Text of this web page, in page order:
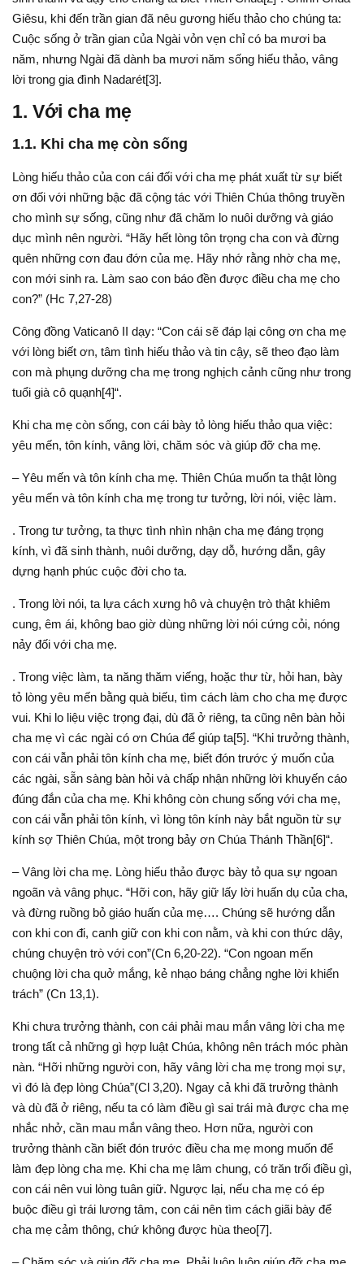
Giêsu, khi đến trần gian đã nêu gương hiếu thảo cho chúng ta:
Cuộc sống ở trần gian của Ngài vỏn vẹn chỉ có ba mươi ba
năm, nhưng Ngài đã dành ba mươi năm sống hiếu thảo, vâng
lời trong gia đình Nadarét[3].
1. Với cha mẹ
1.1. Khi cha mẹ còn sống
Lòng hiếu thảo của con cái đối với cha mẹ phát xuất từ sự biết
ơn đối với những bậc đã cộng tác với Thiên Chúa thông truyền
cho mình sự sống, cũng như đã chăm lo nuôi dưỡng và giáo
dục mình nên người. “Hãy hết lòng tôn trọng cha con và đừng
quên những cơn đau đớn của mẹ. Hãy nhớ rằng nhờ cha mẹ,
con mới sinh ra. Làm sao con báo đền được điều cha mẹ cho
con?” (Hc 7,27-28)
Công đồng Vaticanô II dạy: “Con cái sẽ đáp lại công ơn cha mẹ
với lòng biết ơn, tâm tình hiếu thảo và tin cậy, sẽ theo đạo làm
con mà phụng dưỡng cha mẹ trong nghịch cảnh cũng như trong
tuổi già cô quạnh[4]“.
Khi cha mẹ còn sống, con cái bày tỏ lòng hiếu thảo qua việc:
yêu mến, tôn kính, vâng lời, chăm sóc và giúp đỡ cha mẹ.
– Yêu mến và tôn kính cha mẹ. Thiên Chúa muốn ta thật lòng
yêu mến và tôn kính cha mẹ trong tư tưởng, lời nói, việc làm.
. Trong tư tưởng, ta thực tình nhìn nhận cha mẹ đáng trọng
kính, vì đã sinh thành, nuôi dưỡng, dạy dỗ, hướng dẫn, gây
dựng hạnh phúc cuộc đời cho ta.
. Trong lời nói, ta lựa cách xưng hô và chuyện trò thật khiêm
cung, êm ái, không bao giờ dùng những lời nói cứng cỏi, nóng
nảy đối với cha mẹ.
. Trong việc làm, ta năng thăm viếng, hoặc thư từ, hỏi han, bày
tỏ lòng yêu mến bằng quà biếu, tìm cách làm cho cha mẹ được
vui. Khi lo liệu việc trọng đại, dù đã ở riêng, ta cũng nên bàn hỏi
cha mẹ vì các ngài có ơn Chúa để giúp ta[5]. “Khi trưởng thành,
con cái vẫn phải tôn kính cha mẹ, biết đón trước ý muốn của
các ngài, sẵn sàng bàn hỏi và chấp nhận những lời khuyến cáo
đúng đắn của cha mẹ. Khi không còn chung sống với cha mẹ,
con cái vẫn phải tôn kính, vì lòng tôn kính này bắt nguồn từ sự
kính sợ Thiên Chúa, một trong bảy ơn Chúa Thánh Thần[6]“.
– Vâng lời cha mẹ. Lòng hiếu thảo được bày tỏ qua sự ngoan
ngoãn và vâng phục. “Hỡi con, hãy giữ lấy lời huấn dụ của cha,
và đừng ruồng bỏ giáo huấn của mẹ…. Chúng sẽ hướng dẫn
con khi con đi, canh giữ con khi con nằm, và khi con thức dậy,
chúng chuyện trò với con”(Cn 6,20-22). “Con ngoan mến
chuộng lời cha quở mắng, kẻ nhạo báng chẳng nghe lời khiển
trách” (Cn 13,1).
Khi chưa trưởng thành, con cái phải mau mắn vâng lời cha mẹ
trong tất cả những gì hợp luật Chúa, không nên trách móc phàn
nàn. “Hỡi những người con, hãy vâng lời cha mẹ trong mọi sự,
vì đó là đẹp lòng Chúa”(Cl 3,20). Ngay cả khi đã trưởng thành
và dù đã ở riêng, nếu ta có làm điều gì sai trái mà được cha mẹ
nhắc nhở, cần mau mắn vâng theo. Hơn nữa, người con
trưởng thành cần biết đón trước điều cha mẹ mong muốn để
làm đẹp lòng cha mẹ. Khi cha mẹ lâm chung, có trăn trối điều gì,
con cái nên vui lòng tuân giữ. Ngược lại, nếu cha mẹ có ép
buộc điều gì trái lương tâm, con cái nên tìm cách giãi bày để
cha mẹ cảm thông, chứ không được hùa theo[7].